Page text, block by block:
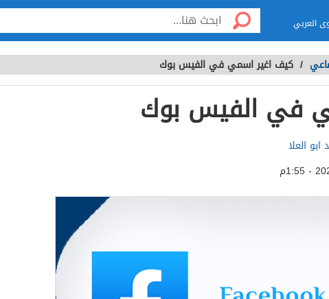
العربي
/ كيف اغير اسمي في الفيس بوك
في الفيس بوك
العلا